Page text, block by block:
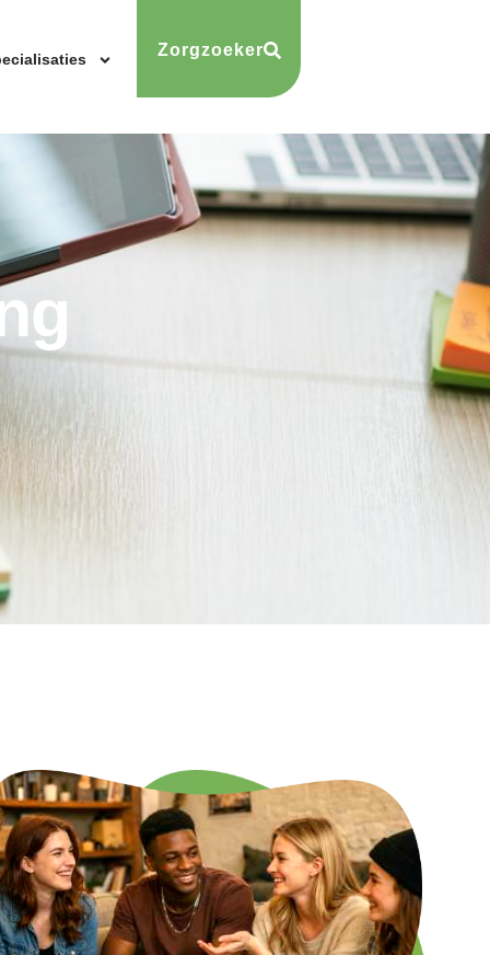
Zorgzoeker